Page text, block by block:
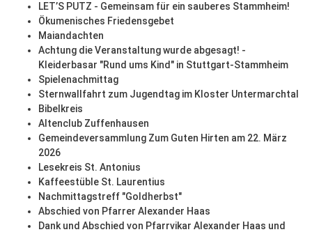
LET’S PUTZ - Gemeinsam für ein sauberes Stammheim!
Ökumenisches Friedensgebet
Maiandachten
Achtung die Veranstaltung wurde abgesagt! -
Kleiderbasar "Rund ums Kind" in Stuttgart-Stammheim
Spielenachmittag
Sternwallfahrt zum Jugendtag im Kloster Untermarchtal
Bibelkreis
Altenclub Zuffenhausen
Gemeindeversammlung Zum Guten Hirten am 22. März
2026
Lesekreis St. Antonius
Kaffeestüble St. Laurentius
Nachmittagstreff "Goldherbst"
Abschied von Pfarrer Alexander Haas
Dank und Abschied von Pfarrvikar Alexander Haas und